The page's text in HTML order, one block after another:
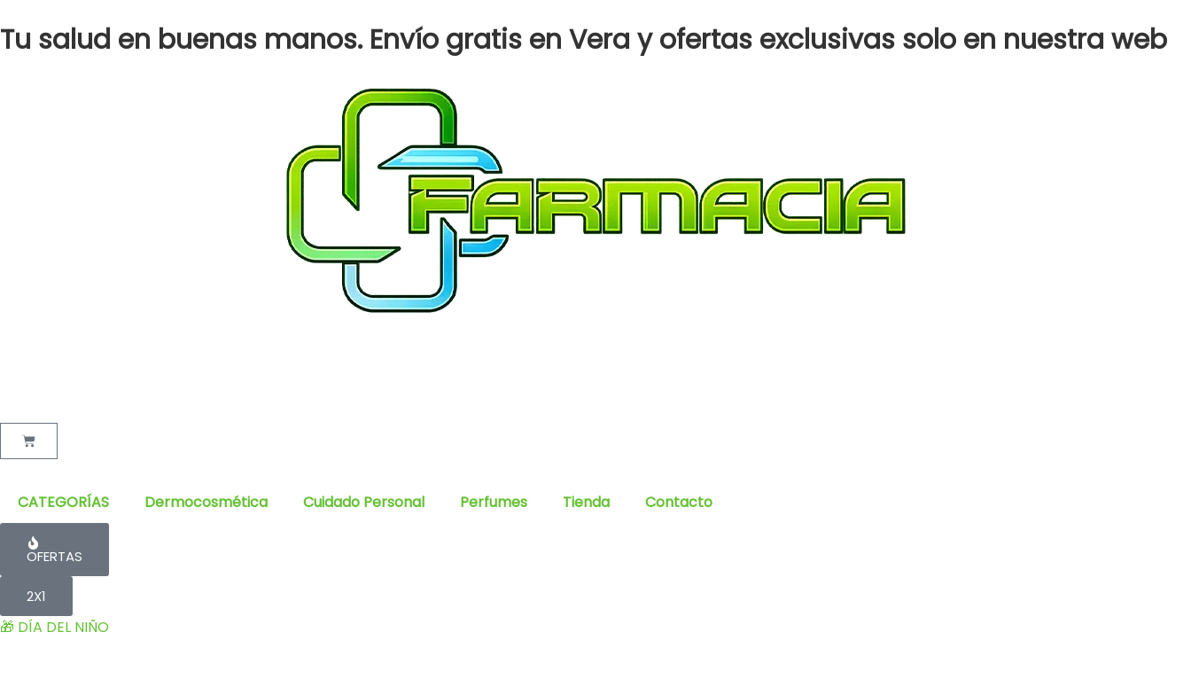
al
Tu salud en buenas manos. Envío gratis en Vera y ofertas exclusivas solo en nuestra web
Cart
CATEGORÍAS Dermocosmética Cuidado Personal Perfumes Tienda Contacto
OFERTAS
2X1
🎁 DÍA DEL NIÑO
HARAMAIN
GOLD